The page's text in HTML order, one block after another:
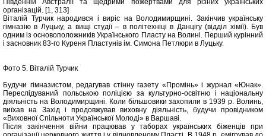
Південній Австралії та щедрими пожертвами для різних українських
організацій. [1, 313]
Віталій Турчик народився і виріс на Володимирщині. Закінчив українську
гімназію в Луцьку, а вищі студії – в політехніці в Данцігу (відділ хімії). Був
одним із основоположників Українського Пласту на Волині. Перший курінний
і засновник 83-го Куреня Пластунів ім. Симона Петлюри в Луцьку.
Фото 5. Віталій Турчик
Будучи гімназистом, редагував стінну газету «Промінь» і журнал «Юнак».
Переслідуваний польською поліцією за культурно-освітню і національну
діяльність на Володимирщині. Коли більшовики захопили в 1939 р. Волинь,
виїхав на Захід і продовжував виховну діяльність, будучи провідником
«Виховної Спільноти Української Молоді» в Варшаві.
Після закінчення війни працював у таборах українських біженців при